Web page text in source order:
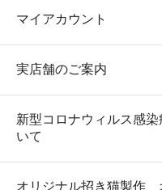
マイアカウント
実店舗のご案内
新型コロナウィルス感
いて
オリジナル招き猫製作